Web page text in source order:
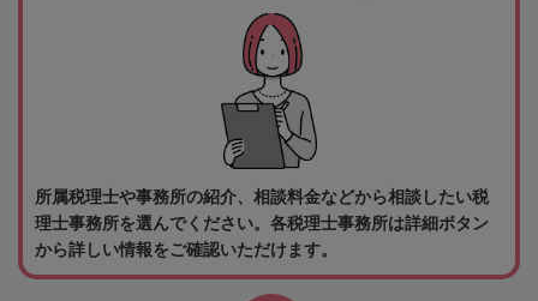
所属税理士や事務所の紹介、相談料金などから相談したい税
理士事務所を選んでください。各税理士事務所は詳細ボタン
から詳しい情報をご確認いただけます。